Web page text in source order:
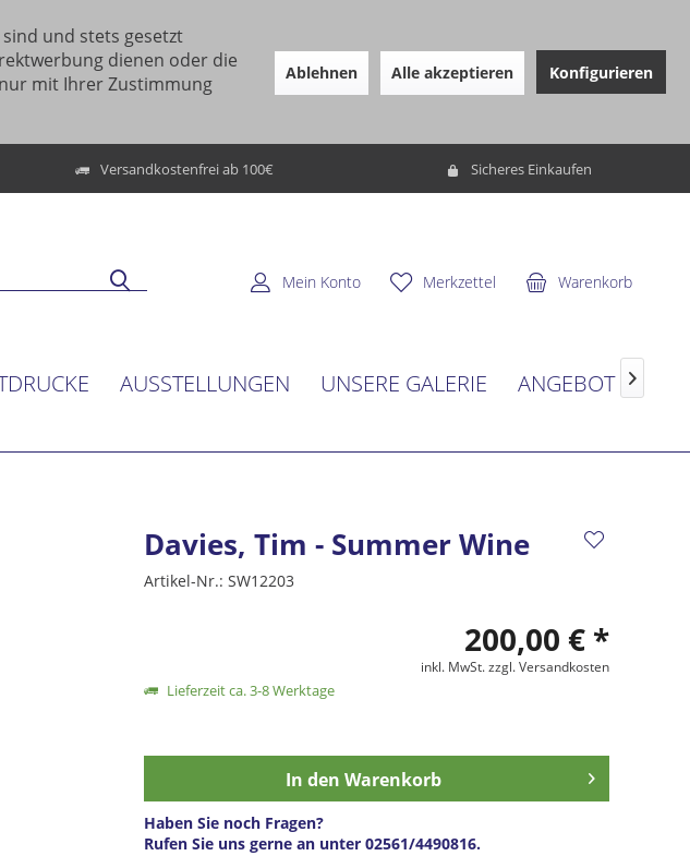
und stets gesetzt
dienen oder die
mit Ihrer Zustimmung
Ablehnen Alle akzeptieren Konfigurieren
Versandkostenfrei ab 100€ Sicheres Einkaufen
Warenkorb
Merkzettel
Mein Konto
AUSSTELLUNGEN UNSERE GALERIE ANGEBOT 
Davies, Tim - Summer Wine
Artikel-Nr.: SW12203
200,00 € *
inkl. MwSt.zzgl. Versandkosten
Lieferzeit ca. 3-8 Werktage
In den Warenkorb
Haben Sie noch Fragen?
Rufen Sie uns gerne an unter 02561/4490816.